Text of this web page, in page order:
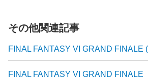
その他関連記事
FINAL FANTASY VI GRAND FINALE
FINAL FANTASY VI GRAND FINALE